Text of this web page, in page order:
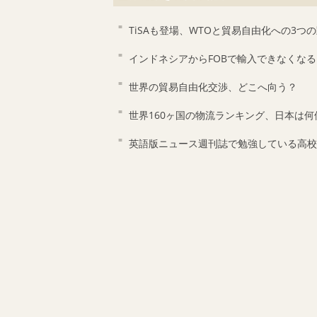
TiSAも登場、WTOと貿易自由化への3つの
インドネシアからFOBで輸入できなくなる
世界の貿易自由化交渉、どこへ向う？
世界160ヶ国の物流ランキング、日本は何
英語版ニュース週刊誌で勉強している高